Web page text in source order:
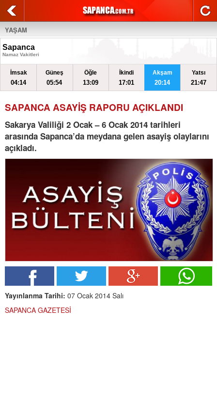
YAŞAM
Sapanca
Namaz Vakitleri
İmsak
04:14
Güneş
05:54
Öğle
13:09
İkindi
17:01
Akşam
20:14
Yatsı
21:47
SAPANCA ASAYİŞ RAPORU AÇIKLANDI
Sakarya Valiliği 2 Ocak – 6 Ocak 2014 tarihleri
arasında Sapanca’da meydana gelen asayiş olaylarını
açıkladı.
Yayınlanma Tarihi: 07 Ocak 2014 Salı
SAPANCA GAZETESİ